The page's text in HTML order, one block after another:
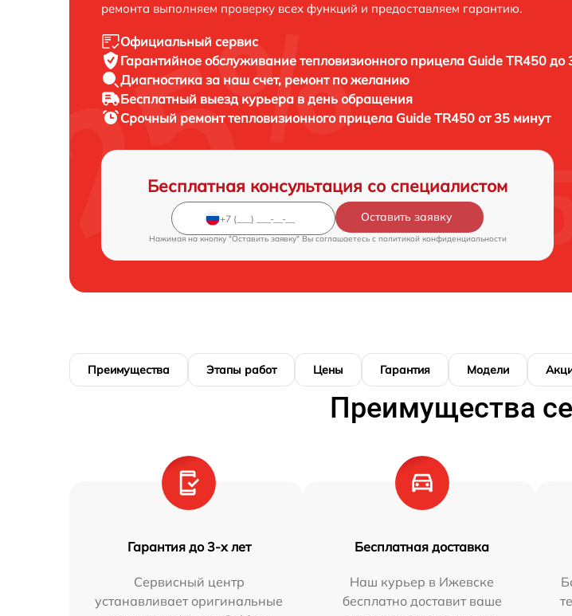
ремонта выполняем проверку всех функций и предоставляем гарантию.
Официальный сервис
Гарантийное обслуживание тепловизионного прицела Guide TR450 до
Диагностика за наш счет, ремонт по желанию
Бесплатный выезд курьера в день обращения
Срочный ремонттепловизионного прицела Guide TR450 от 35 минут
Бесплатная консультация со специалистом
Оставить заявку
Нажимая на кнопку "Оставить заявку" Вы соглашаетесь c политикой конфиденциальности
Преимущества Этапы работ Цены Гарантия Модели
Преимущества
Гарантия до 3-х лет
Сервисный центр
устанавливает оригинальные
Бесплатная доставка
Наш курьер в Ижевске
бесплатно доставит ваше